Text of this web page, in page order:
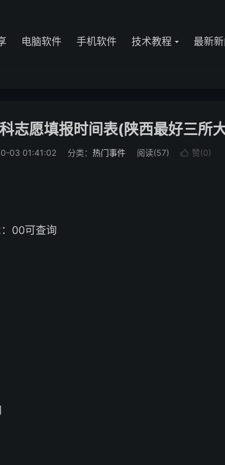
电脑软件 手机软件 技术教程 最新新
志愿填报时间表(陕西最好三所
03 01:41:02 分类： 热门事件 阅读(57)  赞(0)
00可查询